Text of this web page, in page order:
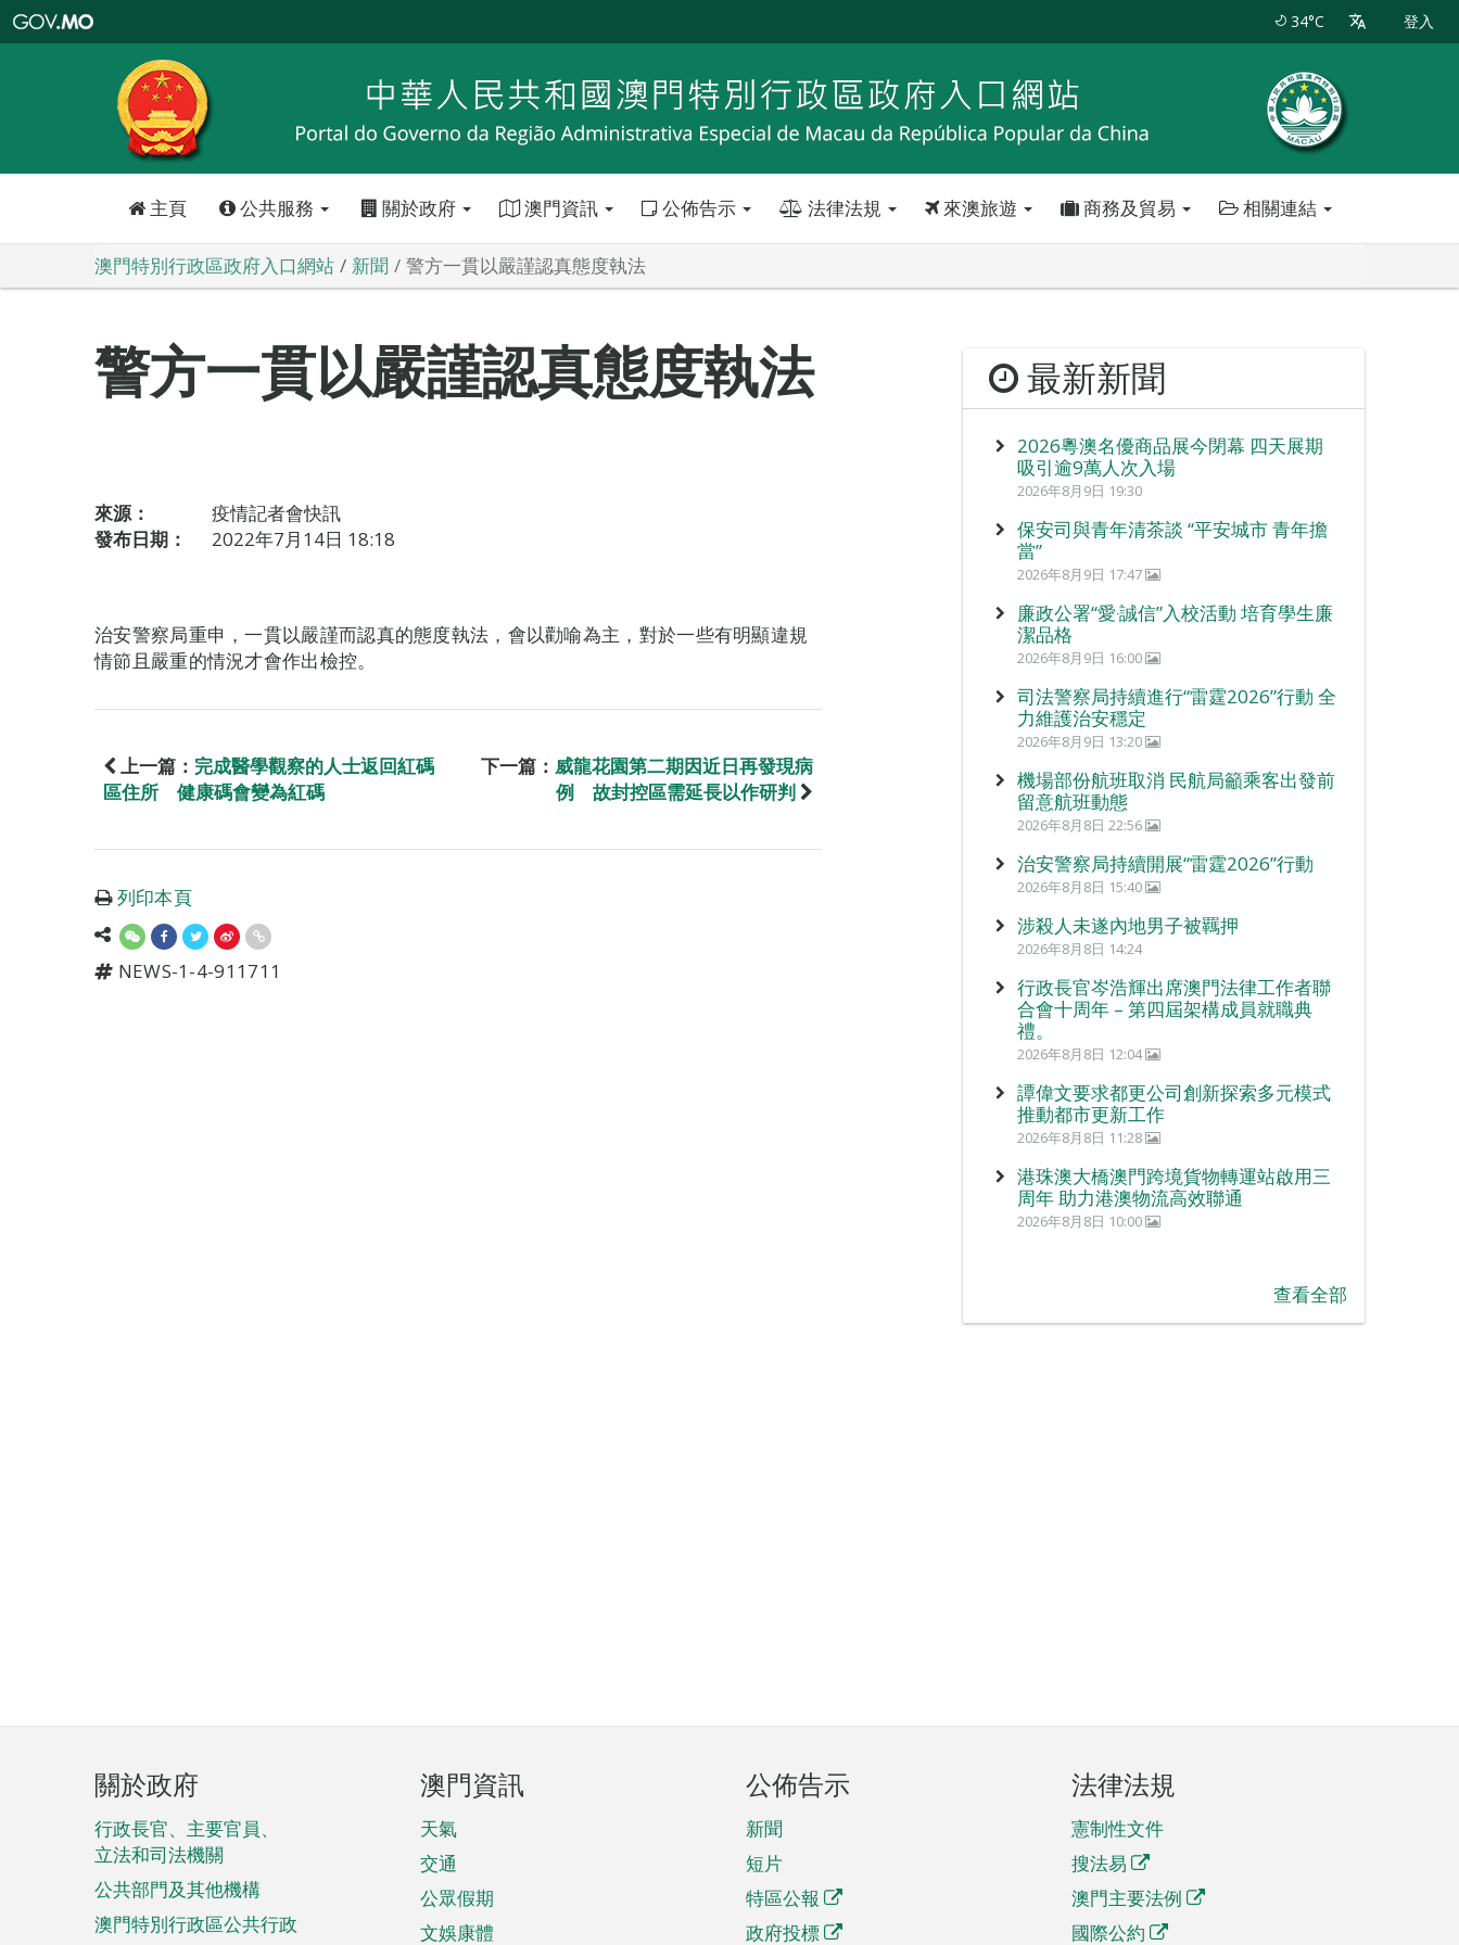
特
政
區
政
口
34°C 登入
主頁 公共服務 關於政府 澳門資訊 公佈告示 法律法規 來澳旅遊 商務及貿易 相關連結
澳門特別行政區政府入口網站 新聞 警方一貫以嚴謹認真態度執法
警方一貫以嚴謹認真態度執法
來源：
疫情記者會快訊
發布日期：
2022年7月14日 18:18
治安警察局重申，一貫以嚴謹而認真的態度執法，會以勸喻為主，對於一些有明顯違規
情節且嚴重的情況才會作出檢控。
上一篇： 完成醫學觀察的人士返回紅碼
區住所 健康碼會變為紅碼
下一篇： 威龍花園第二期因近日再發現病
例 故封控區需延長以作研判
列印本頁
NEWS-1-4-911711
最新新聞
2026粵澳名優商品展今閉幕 四天展期
吸引逾9萬人次入場
2026年8月9日 19:30
保安司與青年清茶談 “平安城市 青年擔
當”
2026年8月9日 17:47
廉政公署“愛‧誠信”入校活動 培育學生廉
潔品格
2026年8月9日 16:00
司法警察局持續進行“雷霆2026”行動 全
力維護治安穩定
2026年8月9日 13:20
機場部份航班取消 民航局籲乘客出發前
留意航班動態
2026年8月8日 22:56
治安警察局持續開展“雷霆2026”行動
2026年8月8日 15:40
涉殺人未遂內地男子被羈押
2026年8月8日 14:24
行政長官岑浩輝出席澳門法律工作者聯
合會十周年 – 第四屆架構成員就職典
禮。
2026年8月8日 12:04
譚偉文要求都更公司創新探索多元模式
推動都市更新工作
2026年8月8日 11:28
港珠澳大橋澳門跨境貨物轉運站啟用三
周年 助力港澳物流高效聯通
2026年8月8日 10:00
查看全部
頁
腳
菜
單
關於政府
行政長官、主要官員、
立法和司法機關
公共部門及其他機構
澳門特別行政區公共行政
澳門資訊
天氣
交通
公眾假期
文娛康體
公佈告示
新聞
短片
特區公報
政府投標
法律法規
憲制性文件
搜法易
澳門主要法例
國際公約